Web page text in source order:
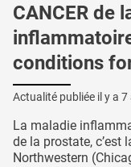
CANCER de
conditions
Actualité publiée il y a 7
La maladie
de la prostate, c’est
Northwestern